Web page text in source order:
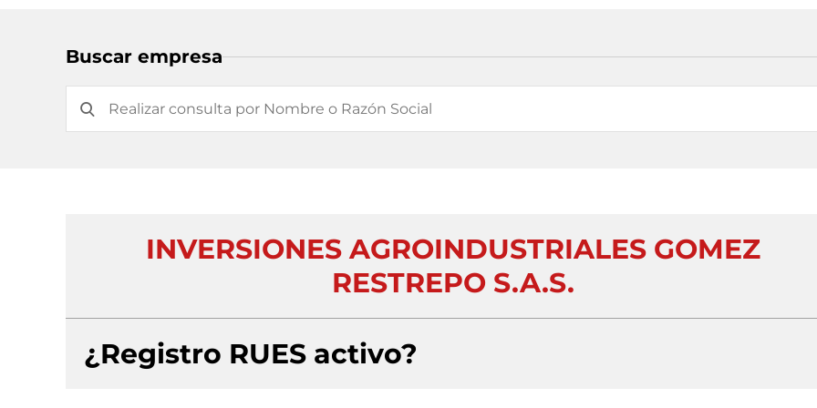
Buscar empresa
INVERSIONES AGROINDUSTRIALES GOMEZ
RESTREPO S.A.S.
¿Registro RUES activo?